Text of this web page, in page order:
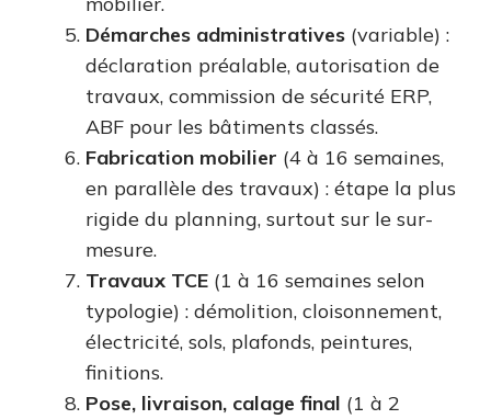
Démarches administratives (variable) :
déclaration préalable, autorisation de
travaux, commission de sécurité ERP,
ABF pour les bâtiments classés.
Fabrication mobilier (4 à 16 semaines,
en parallèle des travaux) : étape la plus
rigide du planning, surtout sur le sur-
mesure.
Travaux TCE (1 à 16 semaines selon
typologie) : démolition, cloisonnement,
électricité, sols, plafonds, peintures,
finitions.
Pose, livraison, calage final (1 à 2